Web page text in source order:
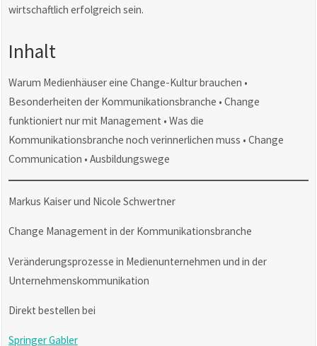
wirtschaftlich erfolgreich sein.
Inhalt
Warum Medienhäuser eine Change-Kultur brauchen •
Besonderheiten der Kommunikationsbranche • Change
funktioniert nur mit Management • Was die
Kommunikationsbranche noch verinnerlichen muss • Change
Communication • Ausbildungswege
Markus Kaiser und Nicole Schwertner
Change Management in der Kommunikationsbranche
Veränderungsprozesse in Medienunternehmen und in der
Unternehmenskommunikation
Direkt bestellen bei
Springer Gabler